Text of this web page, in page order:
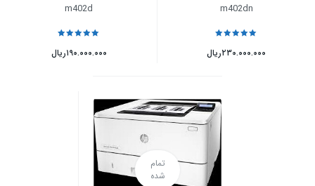
m402dn
ریال۲۳۰.۰۰۰.۰۰۰
m402d
ریال۱۹۰.۰۰۰.۰۰۰
تمام
شده